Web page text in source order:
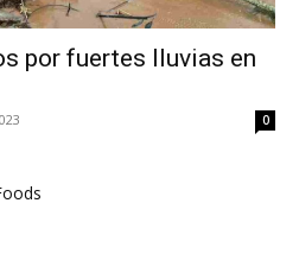
por fuertes lluvias en
0